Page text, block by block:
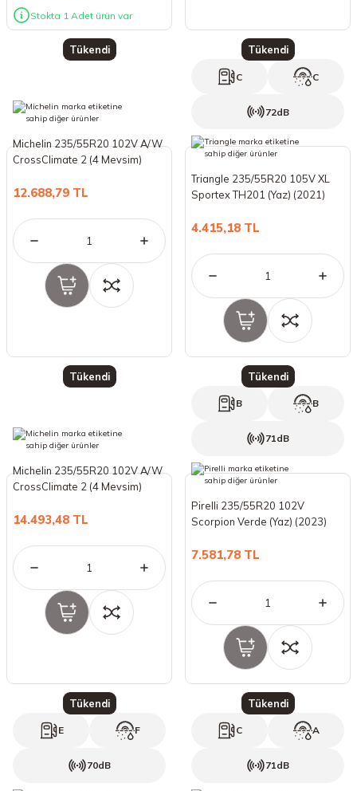
Stokta 1 Adet ürün var
Tükendi
Michelin 235/55R20 102V A/W
CrossClimate 2 (4 Mevsim)
12.688,79 TL
Tükendi
C C
72dB
Triangle 235/55R20 105V XL
Sportex TH201 (Yaz) (2021)
4.415,18 TL
Tükendi
Michelin 235/55R20 102V A/W
CrossClimate 2 (4 Mevsim)
14.493,48 TL
Tükendi
B B
71dB
Pirelli 235/55R20 102V
Scorpion Verde (Yaz) (2023)
7.581,78 TL
Tükendi
E F
70dB
Tükendi
C A
71dB